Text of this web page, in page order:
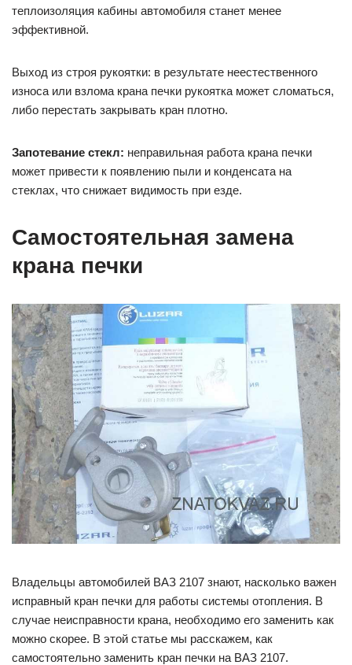
теплоизоляция кабины автомобиля станет менее
эффективной.
Выход из строя рукоятки: в результате неестественного
износа или взлома крана печки рукоятка может сломаться,
либо перестать закрывать кран плотно.
Запотевание стекл: неправильная работа крана печки
может привести к появлению пыли и конденсата на
стеклах, что снижает видимость при езде.
Самостоятельная замена
крана печки
Владельцы автомобилей ВАЗ 2107 знают, насколько важен
исправный кран печки для работы системы отопления. В
случае неисправности крана, необходимо его заменить как
можно скорее. В этой статье мы расскажем, как
самостоятельно заменить кран печки на ВАЗ 2107.